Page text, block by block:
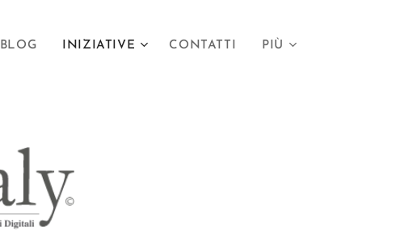
BLOG INIZIATIVE CONTATTI PIÙ